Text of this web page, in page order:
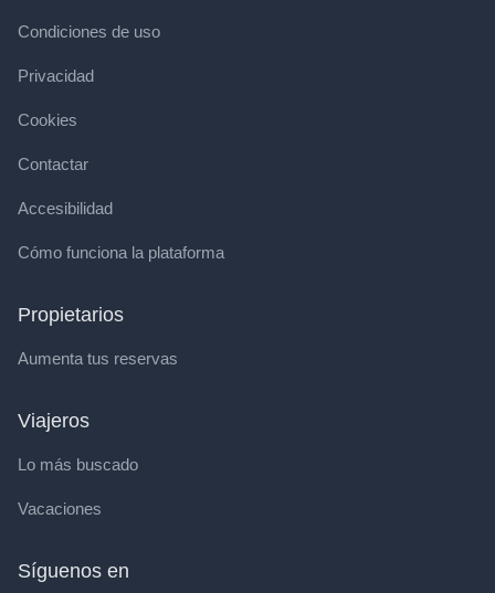
Condiciones de uso
Privacidad
Cookies
Contactar
Accesibilidad
Cómo funciona la plataforma
Propietarios
Aumenta tus reservas
Viajeros
Lo más buscado
Vacaciones
Síguenos en